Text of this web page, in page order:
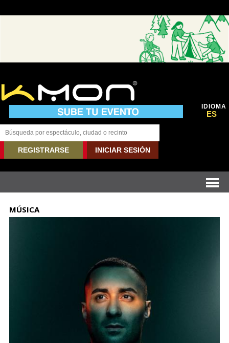
IDIOMA
ES
REGISTRARSE INICIAR SESIÓN
MÚSICA